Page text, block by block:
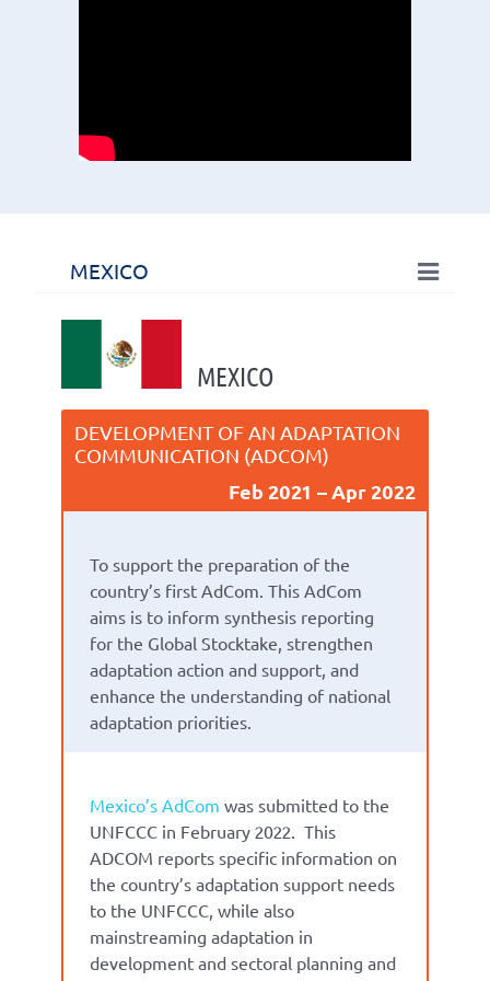
MEXICO
MEXICO
DEVELOPMENT OF AN ADAPTATION
COMMUNICATION (ADCOM)
Feb 2021 Apr 2022
To support the preparation of the
country’s first AdCom. This AdCom
aims is to inform synthesis reporting
for the Global Stocktake, strengthen
adaptation action and support, and
enhance the understanding of national
adaptation priorities.
Mexico’s AdCom was submitted to the
UNFCCC in February 2022. This
ADCOM reports specific information on
the country’s adaptation support needs
to the UNFCCC, while also
mainstreaming adaptation in
development and sectoral planning and